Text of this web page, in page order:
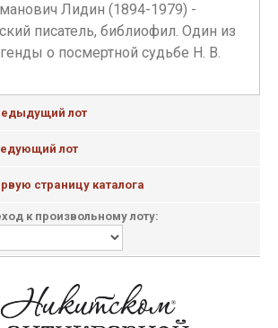
Лидин (1894-1979) -
писатель, библиофил. Один из
о посмертной судьбе Н. В.
лот
лот
страницу каталога
к произвольному лоту: